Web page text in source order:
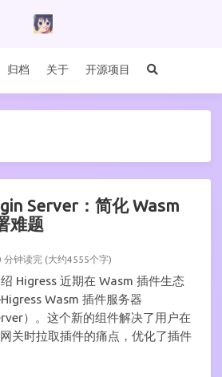
归档 关于 开源项目
Server：简化 Wasm
难题
分钟读完 (大约4555个字)
Higress 近期在 Wasm 插件生态
Wasm 插件服务器
）。这个新的组件解决了用户在
关时拉取插件的痛点，优化了插件